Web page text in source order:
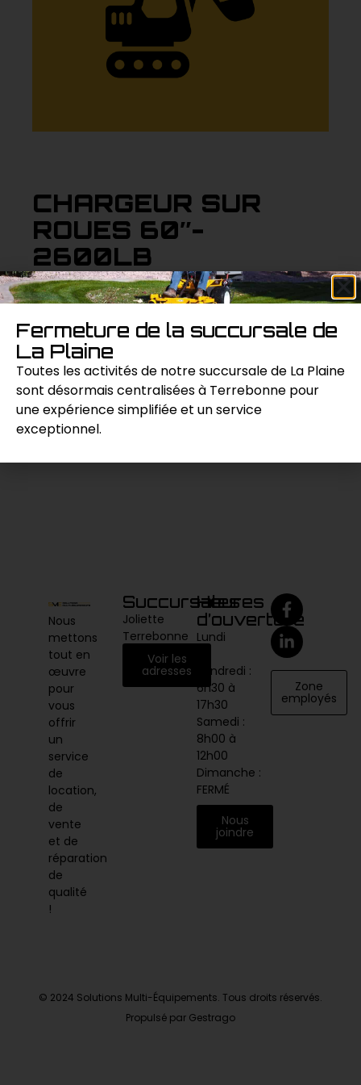
CHARGEUR SUR
ROUES 60″-
2600LB
Chargeur sur roues de 60 pouces, pesant 2600
capacité de levage adéquate pour divers
travaux de construction.
Demande de prix
Nous
mettons
tout en
œuvre
pour
vous
offrir
un
service
de
location,
de
vente
et de
réparation
de
qualité
!
Succursales
Joliette
Terrebonne
Voir les
adresses
Heures
d’ouverture
Lundi
vendredi :
6h30 à
17h30
Samedi :
8h00 à
12h00
Dimanche :
FERMÉ
Nous
joindre
Zone
employés
© 2024 Solutions Multi-Équipements. Tous droits réservés.
Propulsé par Gestrago
Fermeture de la succursale de
La Plaine
Toutes les activités de notre succursale de La Plaine
sont désormais centralisées à Terrebonne pour
une expérience simplifiée et un service
exceptionnel.